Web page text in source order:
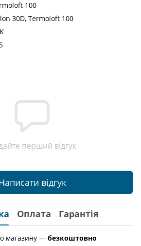
100
30D, Termoloft 100
перший відгук
відгук
Оплата Гарантія
магазину — безкоштовно